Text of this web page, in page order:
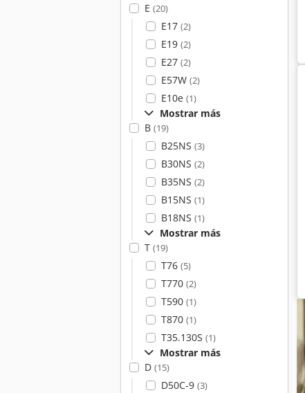
E (20)
E17 (2)
E19 (2)
E27 (2)
E57W (2)
E10e (1)
Mostrar más
B (19)
B25NS (3)
B30NS (2)
B35NS (2)
B15NS (1)
B18NS (1)
Mostrar más
T (19)
T76 (5)
T770 (2)
T590 (1)
T870 (1)
T35.130S (1)
Mostrar más
D (15)
D50C-9 (3)